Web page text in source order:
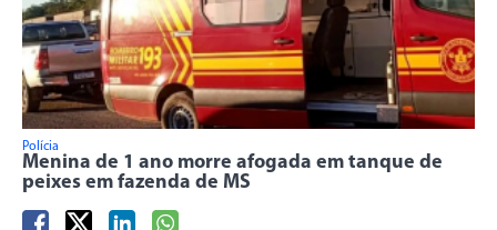
Polícia
Menina de 1 ano morre afogada em tanque de
peixes em fazenda de MS